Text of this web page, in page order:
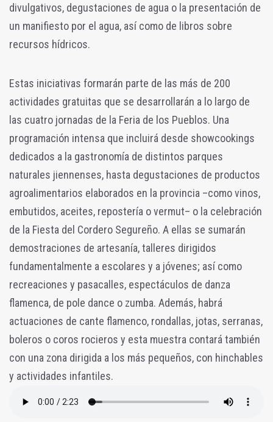
divulgativos, degustaciones de agua o la presentación de
un manifiesto por el agua, así como de libros sobre
recursos hídricos.
Estas iniciativas formarán parte de las más de 200
actividades gratuitas que se desarrollarán a lo largo de
las cuatro jornadas de la Feria de los Pueblos. Una
programación intensa que incluirá desde showcookings
dedicados a la gastronomía de distintos parques
naturales jiennenses, hasta degustaciones de productos
agroalimentarios elaborados en la provincia –como vinos,
embutidos, aceites, repostería o vermut– o la celebración
de la Fiesta del Cordero Segureño. A ellas se sumarán
demostraciones de artesanía, talleres dirigidos
fundamentalmente a escolares y a jóvenes; así como
recreaciones y pasacalles, espectáculos de danza
flamenca, de pole dance o zumba. Además, habrá
actuaciones de cante flamenco, rondallas, jotas, serranas,
boleros o coros rocieros y esta muestra contará también
con una zona dirigida a los más pequeños, con hinchables
y actividades infantiles.